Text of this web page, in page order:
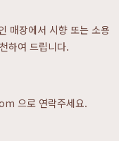
매장에서 시향 또는 소용
하여 드립니다.
으로 연락주세요.